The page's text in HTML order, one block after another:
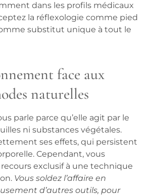
dans les profils médicaux
la réflexologie comme pied
substitut unique à tout le
face aux
naturelles
parle parce qu’elle agit par le
ni substances végétales.
ses effets, qui persistent
Cependant, vous
exclusif à une technique
Vous soldez l’affaire en
d’autres outils, pour